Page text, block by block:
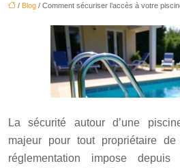
/ Blog / Comment sécuriser l’accès à votre
La sécurité autour d’une
majeur pour tout propriétaire
réglementation impose